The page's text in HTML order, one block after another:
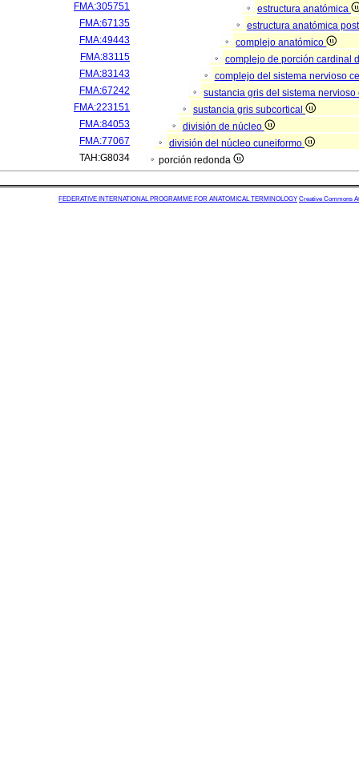
FMA:305751
estructura anatómica
FMA:67135
estructura anatómica
FMA:49443
complejo anatómico
FMA:83115
complejo de porción cardinal
FMA:83143
complejo del sistema nervioso
FMA:67242
sustancia gris del sistema
FMA:223151
sustancia gris subcortical
FMA:84053
división de núcleo
FMA:77067
división del núcleo cuneiformo
TAH:G8034
porción redonda
FEDERATIVE INTERNATIONAL PROGRAMME FOR ANATOMICAL TERMINOLOGY Creative Commons